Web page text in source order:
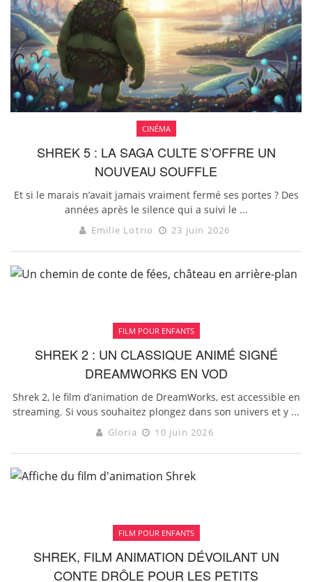
CINÉMA
SHREK 5 : LA SAGA CULTE S’OFFRE UN
NOUVEAU SOUFFLE
Et si le marais n’avait jamais vraiment fermé ses portes ? Des
années après le silence qui a suivi le ...
Emilie Lotrio 23 juin 2026
FILM POUR ENFANTS
SHREK 2 : UN CLASSIQUE ANIMÉ SIGNÉ
DREAMWORKS EN VOD
Shrek 2, le film d’animation de DreamWorks, est accessible en
streaming. Si vous souhaitez plongez dans son univers et y ...
Gloria 10 juin 2026
FILM POUR ENFANTS
SHREK, FILM ANIMATION DÉVOILANT UN
CONTE DRÔLE POUR LES PETITS